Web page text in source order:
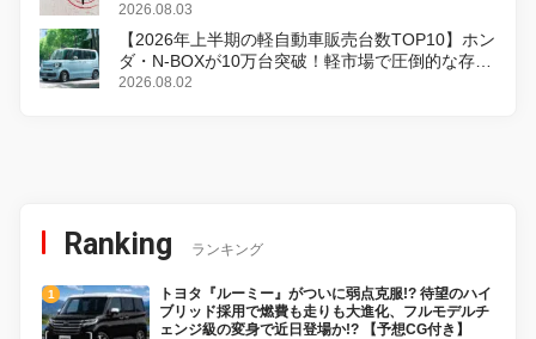
2026.08.03
【2026年上半期の軽自動車販売台数TOP10】ホン
ダ・N-BOXが10万台突破！軽市場で圧倒的な存在
感
2026.08.02
Ranking ランキング
トヨタ『ルーミー』がついに弱点克服!? 待望のハイ
ブリッド採用で燃費も走りも大進化、フルモデルチ
ェンジ級の変身で近日登場か!? 【予想CG付き】